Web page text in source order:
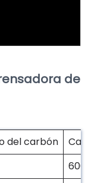
de
del carbón